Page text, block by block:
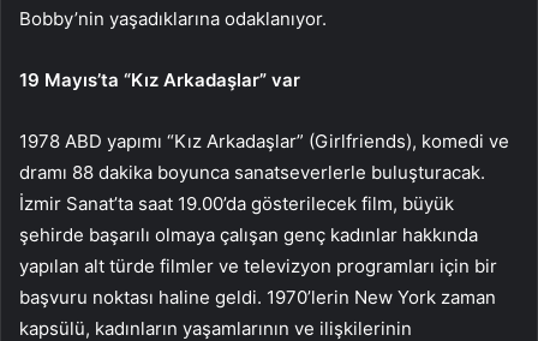
Bobby’nin yaşadıklarına odaklanıyor.
19 Mayıs’ta “Kız Arkadaşlar” var
1978 ABD yapımı “Kız Arkadaşlar” (Girlfriends), komedi ve
dramı 88 dakika boyunca sanatseverlerle buluşturacak.
İzmir Sanat’ta saat 19.00’da gösterilecek film, büyük
şehirde başarılı olmaya çalışan genç kadınlar hakkında
yapılan alt türde filmler ve televizyon programları için bir
başvuru noktası haline geldi. 1970’lerin New York zaman
kapsülü, kadınların yaşamlarının ve ilişkilerinin